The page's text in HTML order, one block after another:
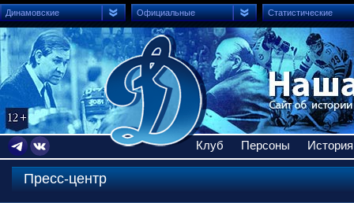
Динамовские Официальные Статистические
Клуб Персоны История
Пресс-центр